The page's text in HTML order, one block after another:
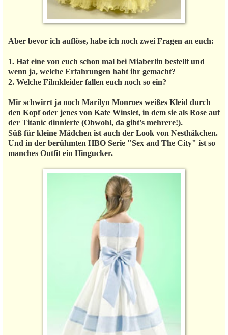
Aber bevor ich auflöse, habe ich noch zwei Fragen an euch:
1. Hat eine von euch schon mal bei Miaberlin bestellt und
wenn ja, welche Erfahrungen habt ihr gemacht?
2. Welche Filmkleider fallen euch noch so ein?
Mir schwirrt ja noch Marilyn Monroes weißes Kleid durch
den Kopf oder jenes von Kate Winslet, in dem sie als Rose auf
der Titanic dinnierte (Obwohl, da gibt's mehrere!).
Süß für kleine Mädchen ist auch der Look von Nesthäkchen.
Und in der berühmten HBO Serie "Sex and The City" ist so
manches Outfit ein Hingucker.